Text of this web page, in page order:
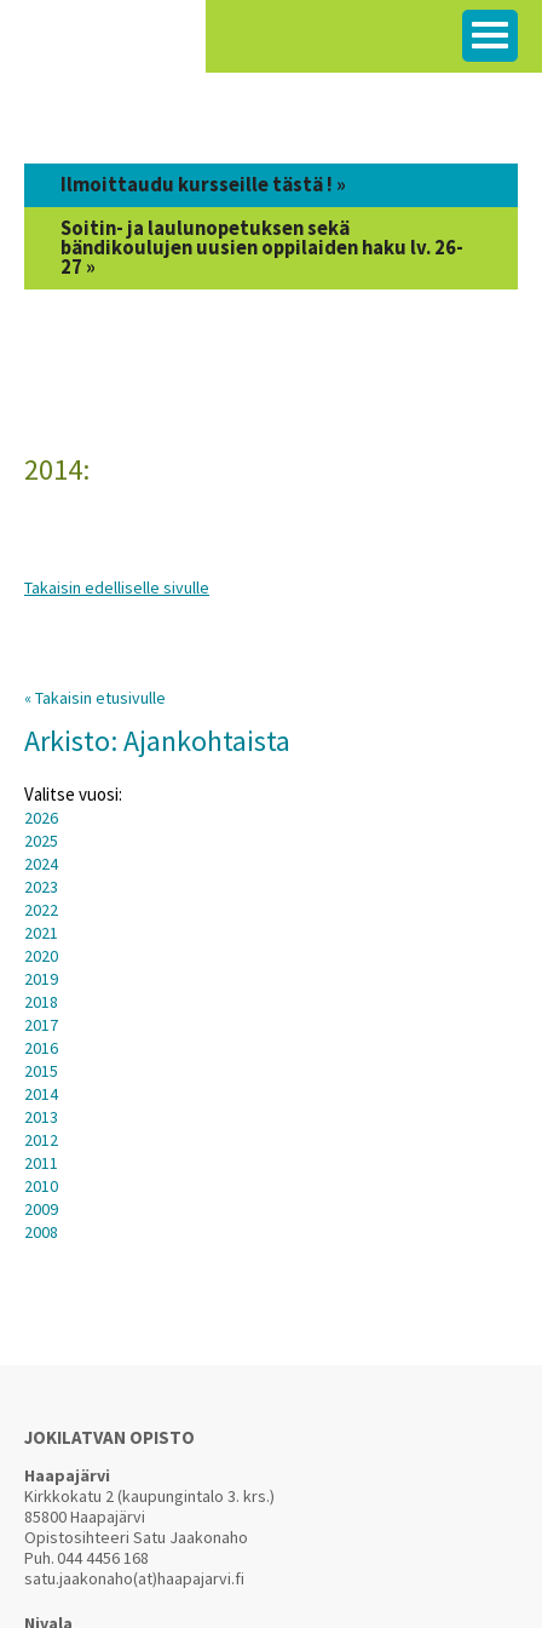
Ilmoittaudu kursseille tästä ! »
Soitin- ja laulunopetuksen sekä
bändikoulujen uusien oppilaiden haku lv. 26-
27 »
2014:
Takaisin edelliselle sivulle
« Takaisin etusivulle
Arkisto: Ajankohtaista
Valitse vuosi:
2026
2025
2024
2023
2022
2021
2020
2019
2018
2017
2016
2015
2014
2013
2012
2011
2010
2009
2008
JOKILATVAN OPISTO
Haapajärvi
Kirkkokatu 2 (kaupungintalo 3. krs.)
85800 Haapajärvi
Opistosihteeri Satu Jaakonaho
Puh.044 4456 168
satu.jaakonaho(at)haapajarvi.fi
Nivala